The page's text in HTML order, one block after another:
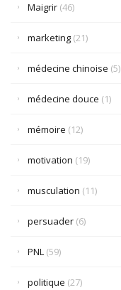
Maigrir (46)
marketing (21)
médecine chinoise (5)
médecine douce (1)
mémoire (12)
motivation (19)
musculation (11)
persuader (6)
PNL (59)
politique (27)